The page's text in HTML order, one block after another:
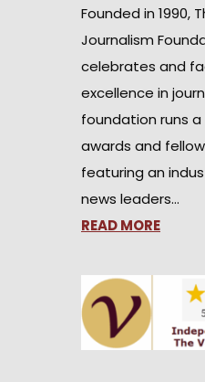
Founded in 1990,
Journalism
celebrates and
excellence in
foundation runs
awards and
featuring an
news leaders…
READ MORE